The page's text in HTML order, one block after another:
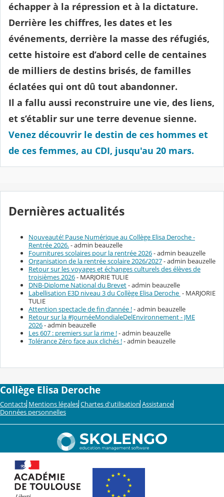
échapper à la répression et à la dictature.
Derrière les chiffres, les dates et les
événements, derrière la masse des réfugiés,
cette histoire est d’abord celle de centaines
de milliers de destins brisés, de familles
éclatées qui ont dû tout abandonner.
Il a fallu aussi reconstruire une vie, des liens,
et s’établir sur une terre devenue sienne.
Venez découvrir le destin de ces hommes et
de ces femmes, au CDI, jusqu'au 20 mars.
Dernières actualités
Nouveauté! Pause Numérique au Collège Elisa Deroche -
Rentrée 2026.- admin beauzelle
Fournitures scolaires pour la rentrée 2026- admin beauzelle
Organisation de la rentrée scolaire 2026/2027- admin beauzelle
Retour sur les voyages et échanges culturels des élèves de
troisièmes 2026- MARJORIE TULIE
DNB-Diplome National du Brevet- admin beauzelle
Labellisation E3D niveau 3 du Collège Elisa Deroche - MARJORIE
TULIE
Attention spectacle de fin d’année !- admin beauzelle
Retour sur la #JournéeMondialeDelEnvironnement - JME
2026- admin beauzelle
Les 607 : premiers sur la rime !- admin beauzelle
Tolérance Zéro face aux clichés !- admin beauzelle
Collège Elisa Deroche
Contacts Mentions légales Chartes d'utilisation Assistance
Données personnelles